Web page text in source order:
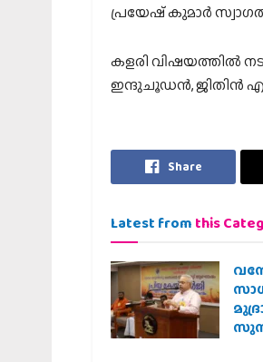
പ്രയേഷ് കുമാര്‍
കളരി വിഷയത്തില്‍
ഇന്ദുചൂഡന്‍, ജിതിന്‍
Share
Latest from this